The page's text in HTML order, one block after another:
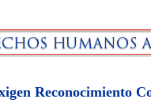
Reconocimiento